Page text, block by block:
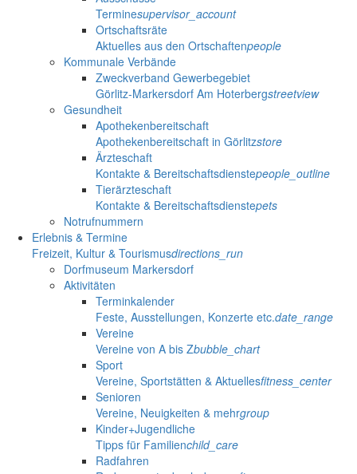
Terminesupervisor_account
Ortschaftsräte
Aktuelles aus den Ortschaftenpeople
Kommunale Verbände
Zweckverband Gewerbegebiet
Görlitz-Markersdorf Am Hoterbergstreetview
Gesundheit
Apothekenbereitschaft
Apothekenbereitschaft in Görlitzstore
Ärzteschaft
Kontakte & Bereitschaftsdienstepeople_outline
Tierärzteschaft
Kontakte & Bereitschaftsdienstepets
Notrufnummern
Erlebnis & Termine
Freizeit, Kultur & Tourismusdirections_run
Dorfmuseum Markersdorf
Aktivitäten
Terminkalender
Feste, Ausstellungen, Konzerte etc.date_range
Vereine
Vereine von A bis Zbubble_chart
Sport
Vereine, Sportstätten & Aktuellesfitness_center
Senioren
Vereine, Neuigkeiten & mehrgroup
Kinder+Jugendliche
Tipps für Familienchild_care
Radfahren